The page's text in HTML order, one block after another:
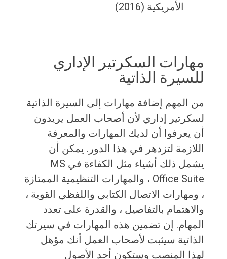
الأمريكية (2016)
مهارات السكرتير الإداري
للسيرة الذاتية
من المهم إضافة مهارات إلى السيرة الذاتية
لسكرتير إداري لأن أصحاب العمل يريدون
أن يعرفوا أن لديك المهارات والمعرفة
اللازمة لتزدهر في هذا الدور. يمكن أن
يشمل ذلك أشياء مثل الكفاءة في MS
Office Suite ، والمهارات التنظيمية الممتازة
، ومهارات الاتصال الكتابي واللفظي القوية ،
والاهتمام بالتفاصيل ، والقدرة على تعدد
المهام. إن تضمين هذه المهارات في سيرتك
الذاتية سيثبت لأصحاب العمل أنك مؤهل
لهذا المنصب وستكون أحد الأصول